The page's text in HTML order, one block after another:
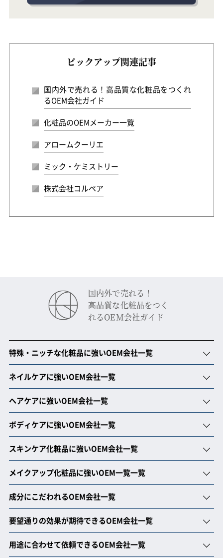
ピックアップ関連記事
国内外で売れる！高品質な化粧品をつくれ
るOEM会社ガイド
化粧品のOEMメーカー一覧
アロームクーリエ
ミック・ケミストリー
株式会社コルペア
国内外で売れる！
⾼品質な化粧品をつく
れるOEM会社ガイド
特殊・ニッチな化粧品に強いOEM会社一覧
ネイルケアに強いOEM会社一覧
ヘアケアに強いOEM会社一覧
ボディケアに強いOEM会社一覧
スキンケア化粧品に強いOEM会社一覧
メイクアップ化粧品に強いOEM一覧一覧
成分にこだわれるOEM会社一覧
要望通りの効果が期待できるOEM会社一覧
用途に合わせて依頼できるOEM会社一覧